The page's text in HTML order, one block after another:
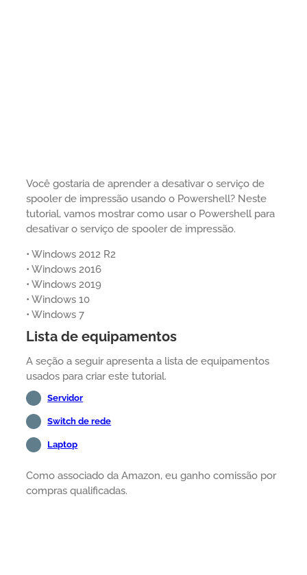
Você gostaria de aprender a desativar o serviço de
spooler de impressão usando o Powershell? Neste
tutorial, vamos mostrar como usar o Powershell para
desativar o serviço de spooler de impressão.
• Windows 2012 R2
• Windows 2016
• Windows 2019
• Windows 10
• Windows 7
Lista de equipamentos
A seção a seguir apresenta a lista de equipamentos
usados para criar este tutorial.
Servidor
Switch de rede
Laptop
Como associado da Amazon, eu ganho comissão por
compras qualificadas.